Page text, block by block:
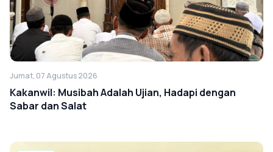
Jumat, 07 Agustus 2026
Kakanwil: Musibah Adalah Ujian, Hadapi dengan
Sabar dan Salat